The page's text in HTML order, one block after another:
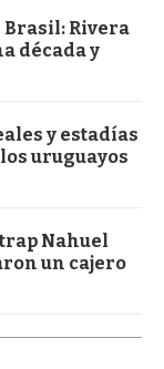
Brasil: Rivera
década y
y estadías
uruguayos
Nahuel
un cajero